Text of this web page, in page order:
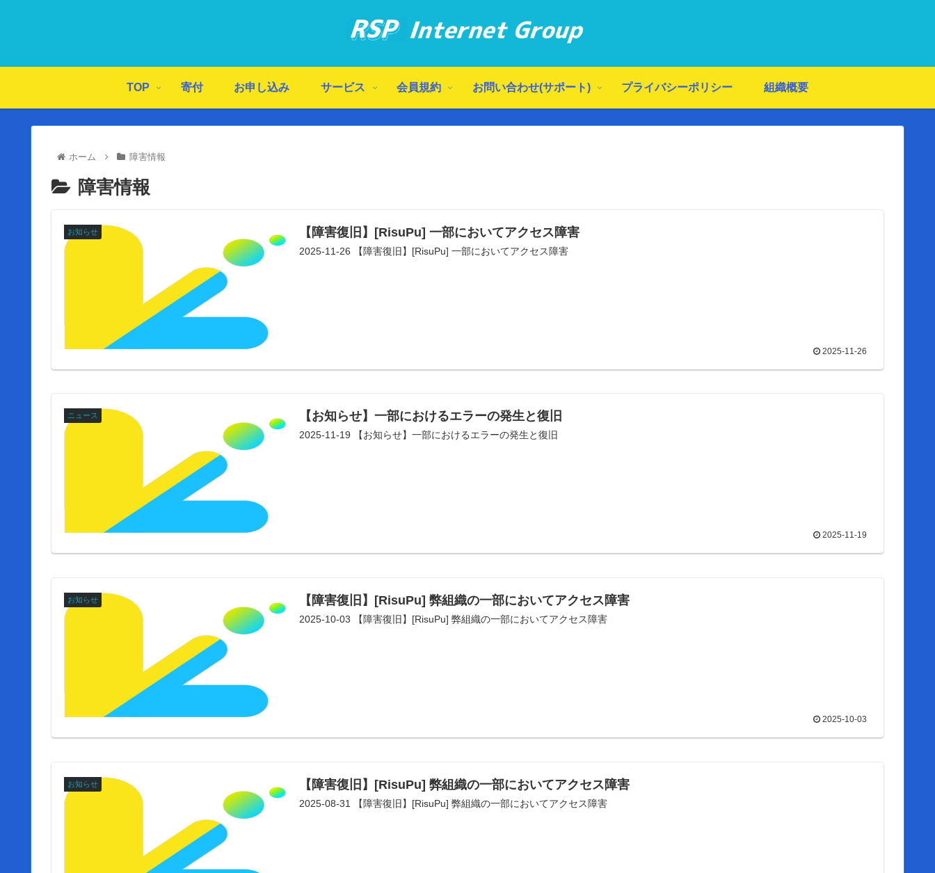
TOP 寄付 お申し込み サービス 会員規約 お問い合わせ(サポート) プライバシーポリシー 組織概要
ホーム 障害情報
障害情報
お知らせ 【障害復旧】[RisuPu] 一部においてアクセス障害
2025-11-26 【障害復旧】[RisuPu] 一部においてアクセス障害
2025-11-26
ニュース 【お知らせ】一部におけるエラーの発生と復旧
2025-11-19 【お知らせ】一部におけるエラーの発生と復旧
2025-11-19
お知らせ 【障害復旧】[RisuPu] 弊組織の一部においてアクセス障害
2025-10-03 【障害復旧】[RisuPu] 弊組織の一部においてアクセス障害
2025-10-03
お知らせ 【障害復旧】[RisuPu] 弊組織の一部においてアクセス障害
2025-08-31 【障害復旧】[RisuPu] 弊組織の一部においてアクセス障害